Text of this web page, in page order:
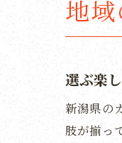
地
選ぶ楽
新潟県の
肢が揃っ